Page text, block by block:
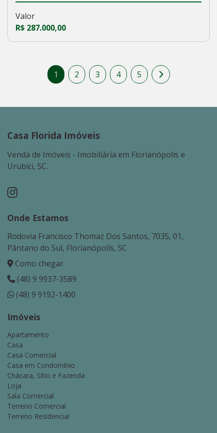
Valor
R$ 287.000,00
1 2 3 4 5
Casa Florida Imóveis
Venda de Imóveis - Imobiliária em Florianópolis e
Urubici, SC.
Onde Estamos
Rodovia Francisco Thomaz Dos Santos, 7035, 01,
Pântano do Sul, Florianópolis, SC
Como chegar
(48) 9 9937-3589
(48) 9 9192-1400
Imóveis
Apartamento
Casa
Casa Comercial
Casa em Condomínio
Chácara, Sítio e Fazenda
Loja
Sala Comercial
Terreno Comercial
Terreno Residencial